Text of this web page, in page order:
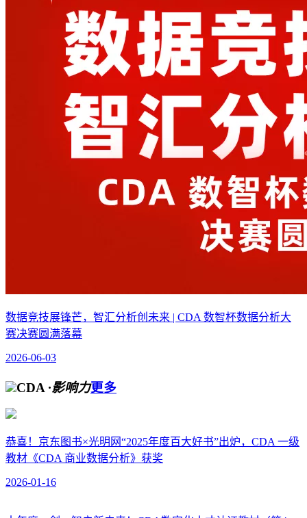
数据竞技展锋芒，智汇分析创未来 | CDA 数智杯数据分析大
赛决赛圆满落幕
2026-06-03
CDA ·影响力更多
恭喜！京东图书×光明网“2025年度百大好书”出炉，CDA 一级
教材《CDA 商业数据分析》获奖
2026-01-16